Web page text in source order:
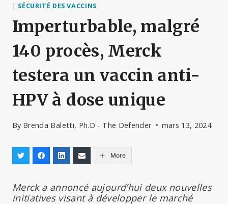
| SÉCURITÉ DES VACCINS
Imperturbable, malgré
140 procès, Merck
testera un vaccin anti-
HPV à dose unique
By Brenda Baletti, Ph.D - The Defender mars 13, 2024
More
Merck a annoncé aujourd’hui deux nouvelles
initiatives visant à développer le marché